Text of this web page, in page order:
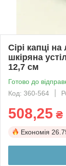
Сірі капці
шкіряна
12,7 см
Готово до
Код: 360-564
508,25 ₴
Економія